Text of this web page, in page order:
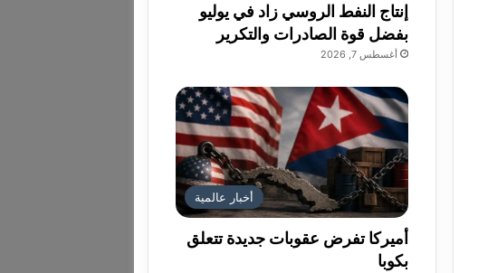
إنتاج النفط الروسي زاد في يوليو
بفضل قوة الصادرات والتكرير
أغسطس 7, 2026
أخبار عالمية
أميركا تفرض عقوبات جديدة تتعلق
بكوبا